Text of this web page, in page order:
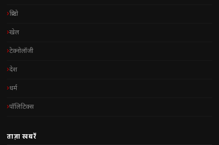
क्रिप्टो
खेल
टेक्नोलॉजी
देश
धर्म
पॉलिटिक्स
ताज़ा खबरें